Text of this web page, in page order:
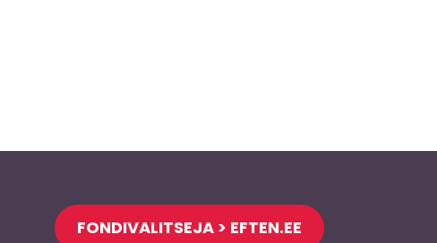
FONDIVALITSEJA > EFTEN.EE